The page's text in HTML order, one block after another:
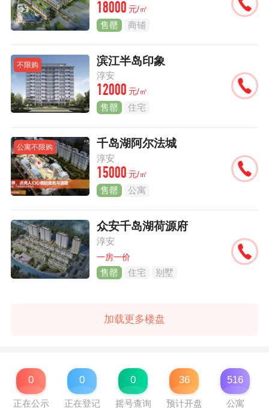
18000 元/㎡
售罄 商铺
不限购 滨江半岛印象
淳安
12000 元/㎡
售罄 住宅
公寓不限购 千岛湖阿尔法城
淳安
15000 元/㎡
售罄 公寓
众安千岛湖荷源府
淳安
一房一价
售罄 住宅 别墅
加载更多楼盘
0
正在公示
0
正在登记
0
摇号查询
36
预计开盘
516
公寓